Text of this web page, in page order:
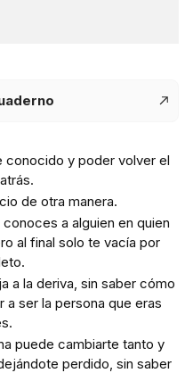
conocido y poder volver el
de otra manera.
a alguien en quien
al final solo te vacía por
a la deriva, sin saber cómo
ser la persona que eras
puede cambiarte tanto y
perdido, sin saber